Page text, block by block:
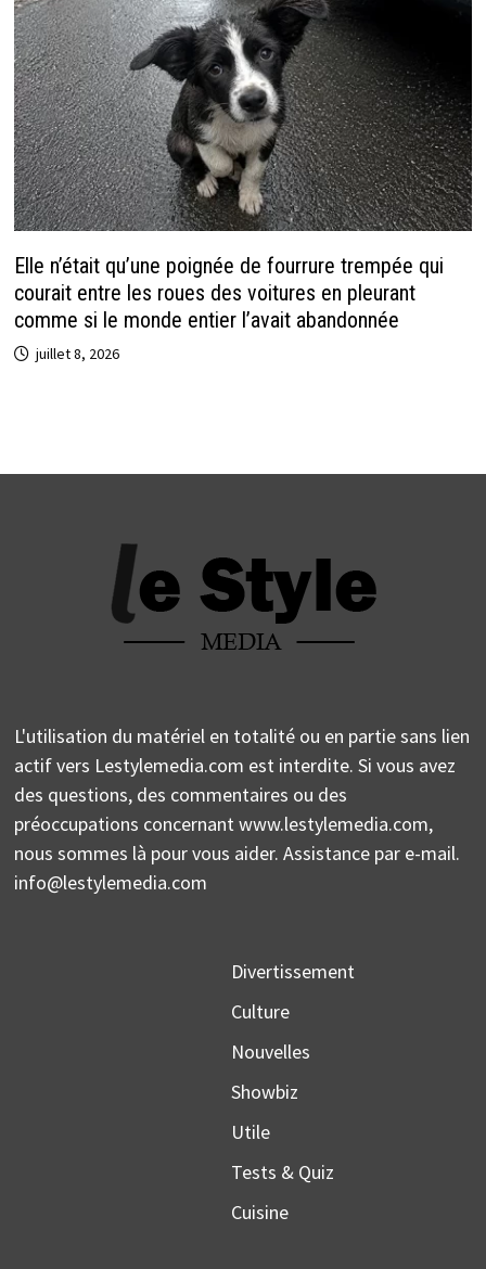
Elle n’était qu’une poignée de fourrure trempée qui
courait entre les roues des voitures en pleurant
comme si le monde entier l’avait abandonnée
juillet 8, 2026
L'utilisation du matériel en totalité ou en partie sans lien
actif vers Lestylemedia.com est interdite. Si vous avez
des questions, des commentaires ou des
préoccupations concernant www.lestylemedia.com,
nous sommes là pour vous aider. Assistance par e-mail.
info@lestylemedia.com
Divertissement
Culture
Nouvelles
Showbiz
Utile
Tests & Quiz
Cuisine